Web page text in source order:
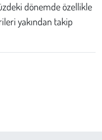
dönemde özellikle
yakından takip